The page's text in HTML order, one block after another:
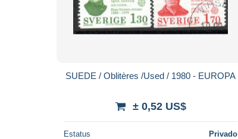
SUEDE / Oblitères /Used / 1980 - EUROPA
± 0,52 US$
Estatus Privado